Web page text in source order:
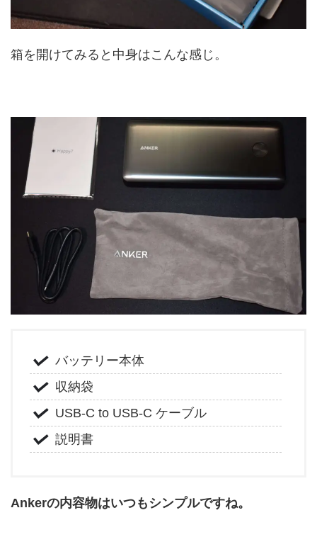
箱を開けてみると中身はこんな感じ。
バッテリー本体
収納袋
USB-C to USB-C ケーブル
説明書
Ankerの内容物はいつもシンプルですね。